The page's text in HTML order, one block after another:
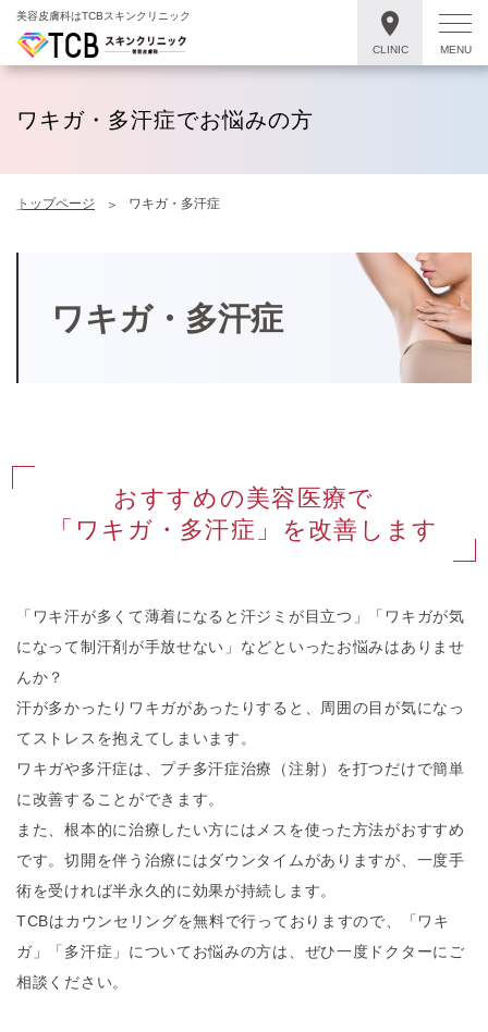
美容皮膚科はTCBスキンクリニック
ワキガ・多汗症でお悩みの方
トップページ ワキガ・多汗症
ワキガ・多汗症
おすすめの美容医療で
「ワキガ・多汗症」を改善します
「ワキ汗が多くて薄着になると汗ジミが目立つ」「ワキガが気
になって制汗剤が手放せない」などといったお悩みはありませ
んか？
汗が多かったりワキガがあったりすると、周囲の目が気になっ
てストレスを抱えてしまいます。
ワキガや多汗症は、プチ多汗症治療（注射）を打つだけで簡単
に改善することができます。
また、根本的に治療したい方にはメスを使った方法がおすすめ
です。切開を伴う治療にはダウンタイムがありますが、一度手
術を受ければ半永久的に効果が持続します。
TCBはカウンセリングを無料で行っておりますので、「ワキ
ガ」「多汗症」についてお悩みの方は、ぜひ一度ドクターにご
相談ください。
CLINIC MENU